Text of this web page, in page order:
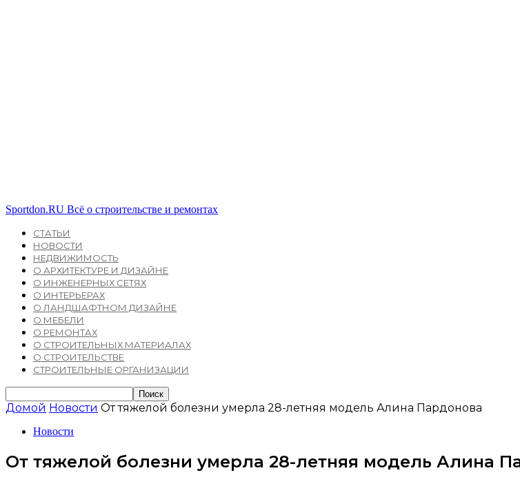
Sportdon.RU Всё о строительстве и ремонтах
СТАТЬИ
НОВОСТИ
НЕДВИЖИМОСТЬ
О АРХИТЕКТУРЕ И ДИЗАЙНЕ
О ИНЖЕНЕРНЫХ СЕТЯХ
О ИНТЕРЬЕРАХ
О ЛАНДШАФТНОМ ДИЗАЙНЕ
О МЕБЕЛИ
О РЕМОНТАХ
О СТРОИТЕЛЬНЫХ МАТЕРИАЛАХ
О СТРОИТЕЛЬСТВЕ
СТРОИТЕЛЬНЫЕ ОРГАНИЗАЦИИ
Домой Новости От тяжелой болезни умерла 28-летняя модель Алина Пардонова
Новости
От тяжелой болезни умерла 28-летняя модель Алина